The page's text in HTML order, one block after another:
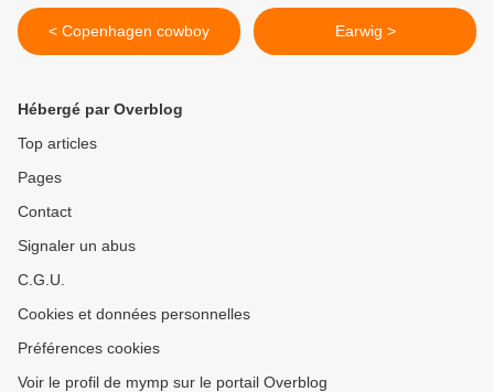
< Copenhagen cowboy Earwig >
Hébergé par Overblog
Top articles
Pages
Contact
Signaler un abus
C.G.U.
Cookies et données personnelles
Préférences cookies
Voir le profil de mymp sur le portail Overblog